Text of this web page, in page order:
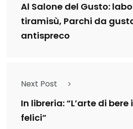
Al Salone del Gusto:
tiramisù, Parchi da
antispreco
Next Post
In libreria: “L’arte di
felici”